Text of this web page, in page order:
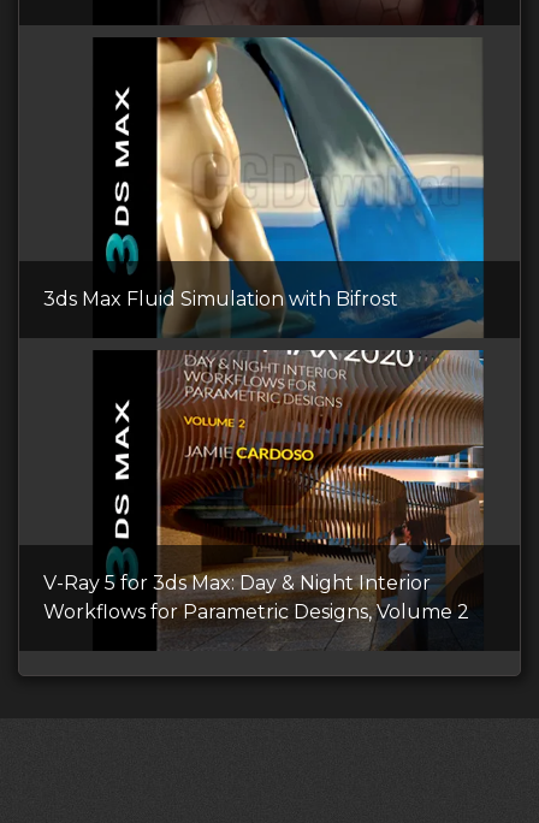
3ds Max Fluid Simulation with Bifrost
V-Ray 5 for 3ds Max: Day & Night Interior
Workflows for Parametric Designs, Volume 2